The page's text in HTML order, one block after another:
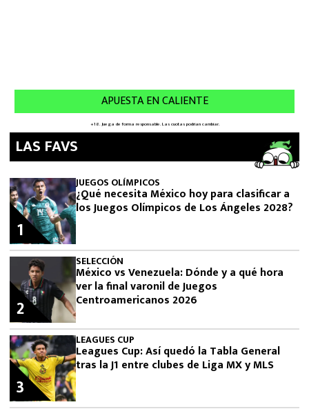
LAS FAVS
JUEGOS OLÍMPICOS
¿Qué necesita México hoy para clasificar a
los Juegos Olímpicos de Los Ángeles 2028?
1
SELECCIÓN
México vs Venezuela: Dónde y a qué hora
ver la final varonil de Juegos
Centroamericanos 2026
2
LEAGUES CUP
Leagues Cup: Así quedó la Tabla General
tras la J1 entre clubes de Liga MX y MLS
3